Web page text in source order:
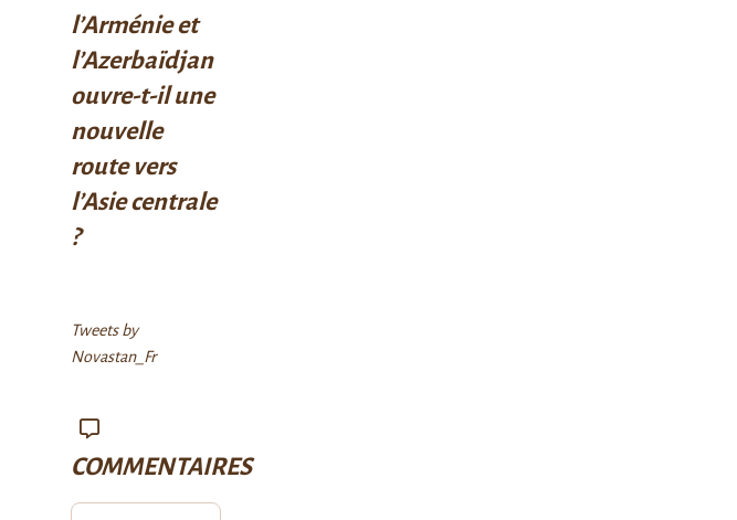
l’Arménie et
l’Azerbaïdjan
ouvre-t-il une
nouvelle
route vers
l’Asie centrale
?
Tweets by
Novastan_Fr
COMMENTAIRES